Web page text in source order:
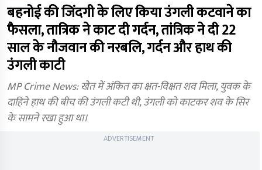
बहनोई की जिंदगी के लिए किया उंगली कटवाने का
फैसला, तात्रिक ने काट दी गर्दन, तांत्रिक ने दी 22
साल के नौजवान की नरबलि, गर्दन और हाथ की
उंगली काटी
MP Crime News: खेत में अंकित का क्षत-विक्षत शव मिला, युवक के
दाहिने हाथ की बीच की उंगली कटी थी, उंगली को काटकर शव के सिर
के सामने रखा हुआ था।
ADVERTISEMENT